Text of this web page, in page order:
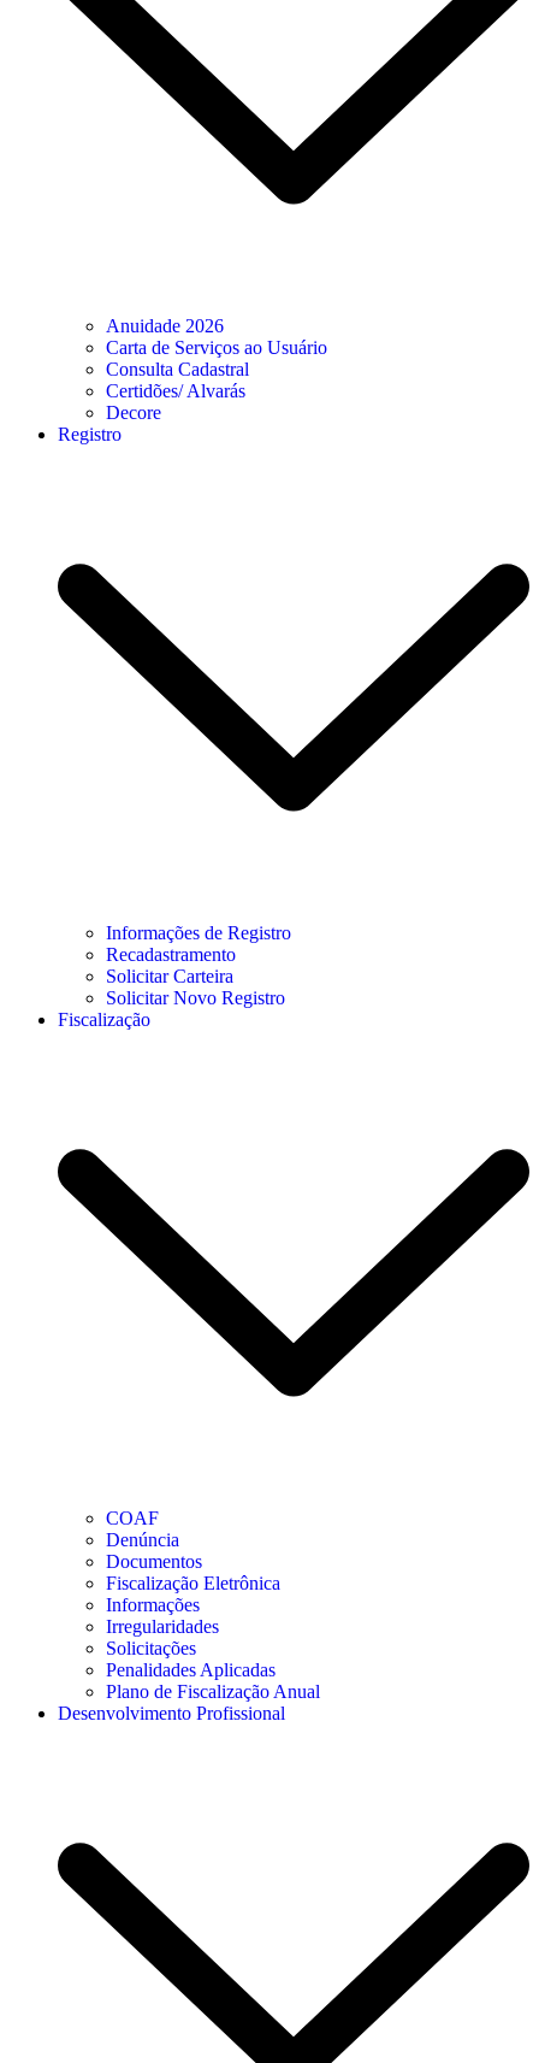
Anuidade 2026
Carta de Serviços ao Usuário
Consulta Cadastral
Certidões/ Alvarás
Decore
Registro
Informações de Registro
Recadastramento
Solicitar Carteira
Solicitar Novo Registro
Fiscalização
COAF
Denúncia
Documentos
Fiscalização Eletrônica
Informações
Irregularidades
Solicitações
Penalidades Aplicadas
Plano de Fiscalização Anual
Desenvolvimento Profissional